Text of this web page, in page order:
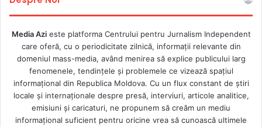
care pretind a face presă”. „Securitatea informațională este
parte a securității naționale, nu putem rămâne cu reguli
scrise pentru o lume care nu mai există, nu putem apăra
democrația secolului XXI cu instrumentele secolului
trecut. Noua lege creează reguli clare și moderne. Este o
lege care recunoaște transformările tehnologice și oferă
instrumente pentru dezvoltarea unui ecosistem mediatic
sănătos, pluralist și rezilient”, a spus parlamentara.
Media Azieste platforma Centrului pentru Jurnalism Independent
care oferă, cu o periodicitate zilnică, informații relevante din
domeniul mass-media, având menirea să explice publicului larg
fenomenele, tendințele și problemele ce vizează spațiul
informațional din Republica Moldova. Cu un flux constant de ştiri
locale şi internaţionale despre presă, interviuri, articole analitice,
emisiuni și caricaturi, ne propunem să creăm un mediu
informaţional suficient pentru oricine vrea să cunoască ultimele